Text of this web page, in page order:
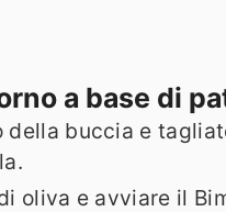
a base di
buccia e
oliva e avviare il